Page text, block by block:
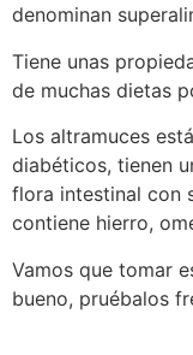
denominan
Tiene unas
de muchas dietas
Los altramuces
diabéticos, tienen
flora intestinal con
contiene hierro,
Vamos que tomar
bueno, pruébalos